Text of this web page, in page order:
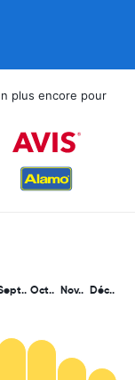
plus encore pour
Oct.. Nov.. Déc..